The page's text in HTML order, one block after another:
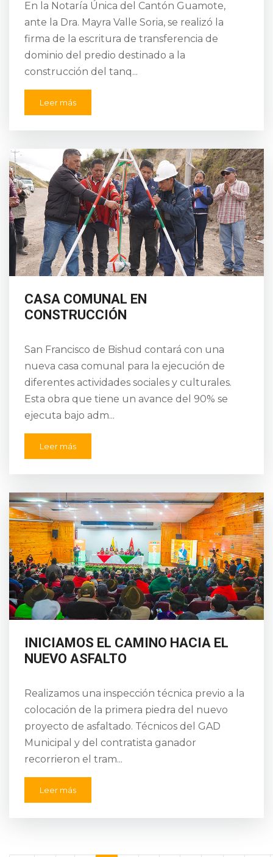
En la Notaría Única del Cantón Guamote,
ante la Dra. Mayra Valle Soria, se realizó la
firma de la escritura de transferencia de
dominio del predio destinado a la
construcción del tanq...
Leer más
CASA COMUNAL EN
CONSTRUCCIÓN
San Francisco de Bishud contará con una
nueva casa comunal para la ejecución de
diferentes actividades sociales y culturales.
Esta obra que tiene un avance del 90% se
ejecuta bajo adm...
Leer más
INICIAMOS EL CAMINO HACIA EL
NUEVO ASFALTO
Realizamos una inspección técnica previo a la
colocación de la primera piedra del nuevo
proyecto de asfaltado. Técnicos del GAD
Municipal y del contratista ganador
recorrieron el tram...
Leer más